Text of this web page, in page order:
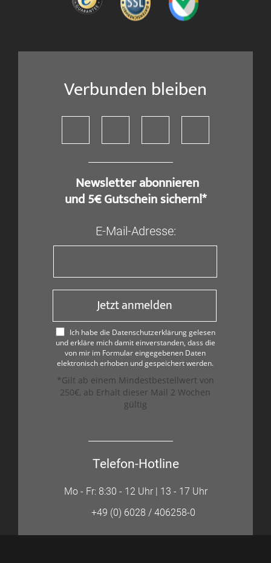
Verbunden bleiben
​ Newsletter abonnieren
und 5€ Gutschein sichern!*
E-Mail-Adresse:
Jetzt anmelden
Ich habe die Datenschutzerklärung gelesen
und erkläre mich damit einverstanden, dass die
von mir im Formular eingegebenen Daten
elektronisch erhoben und gespeichert werden.
*Gilt ab einem Mindestbestellwert von
250€, ab Erhalt dieser Mail 2 Wochen
gültig
Telefon-Hotline
Mo - Fr: 8:30 - 12 Uhr | 13 - 17 Uhr
+49 (0) 6028 / 406258-0